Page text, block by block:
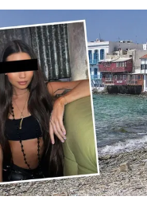
rodzice walczą o
córki do Polski.